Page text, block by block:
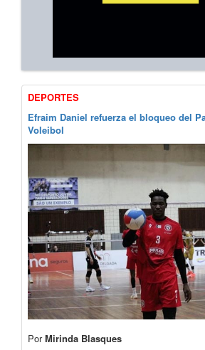
DEPORTES
Efraim Daniel refuerza el bloqueo del
Voleibol
PorMirinda Blasques